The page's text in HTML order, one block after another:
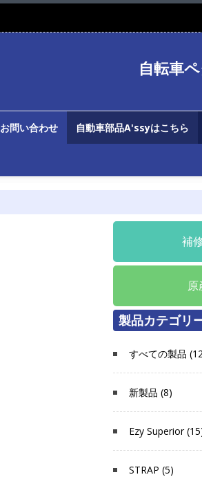
自転車
お問い合わせ 自動車部品A'ssyはこちら
補
製品カテゴリ
すべての製品
新製品 (8)
Ezy Superior
STRAP (5)